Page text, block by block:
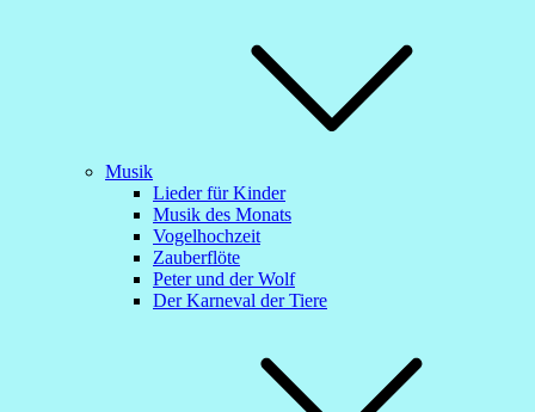
Musik
Lieder für Kinder
Musik des Monats
Vogelhochzeit
Zauberflöte
Peter und der Wolf
Der Karneval der Tiere